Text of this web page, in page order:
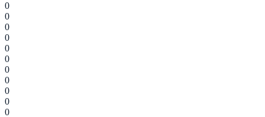
0
0
0
0
0
0
0
0
0
0
0